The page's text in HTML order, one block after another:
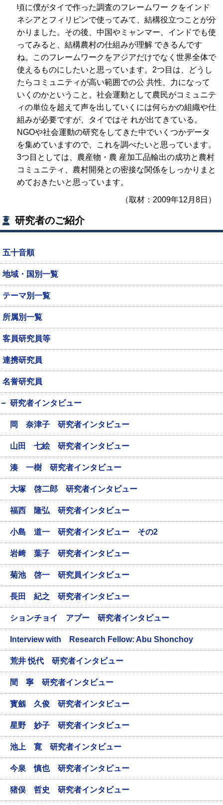
頃に僕がタイで作った調査のフレームワー クをインド
ネシアとフィリピンで使ってみて、結構役立つことが分
かりました。その後、中国やミャンマー、インドでも使
ってみると、結構農村の仕組みが理解 できるんです
ね。このフレームワークをアジアだけでなく世界全体で
使えるものにしたいと思っています。2つ目は、どうし
たらコミュニティが高い範囲での公 共性、力になって
いくのかということ。社会運動として農民がコミュニテ
ィの単位を超えて声を出していくには何らかの組織や仕
組みが必要ですが、タイではそ れが出てきている。
NGOや社会運動の研究をしてきた中でいくつかデータ
を集めていますので、これを調べたいと思っています。
3つ目としては、農産物・農 産加工品輸出の成功と農村
コミュニティ、農村開発との密接な関係をしっかりまと
めておきたいと思っています。
（取材：2009年12月8日）
研究者のご紹介
五十音順
地域・国別一覧
テーマ別一覧
所属別一覧
客員研究員等
連携研究員
名誉研究員
研究者インタビュー
岡 奈津子 研究者インタビュー
山田 七絵 研究者インタビュー
湊 一樹 研究者インタビュー
大塚 啓二郎 研究者インタビュー
福西 隆弘 研究者インタビュー
小島 道一 研究者インタビュー その2
岩﨑 葉子 研究者インタビュー
菊池 啓一 研究員インタビュー
長田 紀之 研究者インタビュー
ションチョイ アブー 研究者インタビュー
Interview with Research Fellow: Abu Shonchoy
荒井 悦代 研究者インタビュー
間 寧 研究者インタビュー
寳劔 久俊 研究者インタビュー
星野 妙子 研究者インタビュー
池上 寛 研究者インタビュー
今泉 慎也 研究者インタビュー
猪俣 哲史 研究者インタビュー